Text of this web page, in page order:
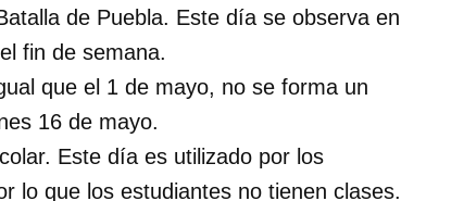
de Puebla. Este día se observa en
fin de semana.​
que el 1 de mayo, no se forma un
16 de mayo.
Este día es utilizado por los
lo que los estudiantes no tienen clases.​